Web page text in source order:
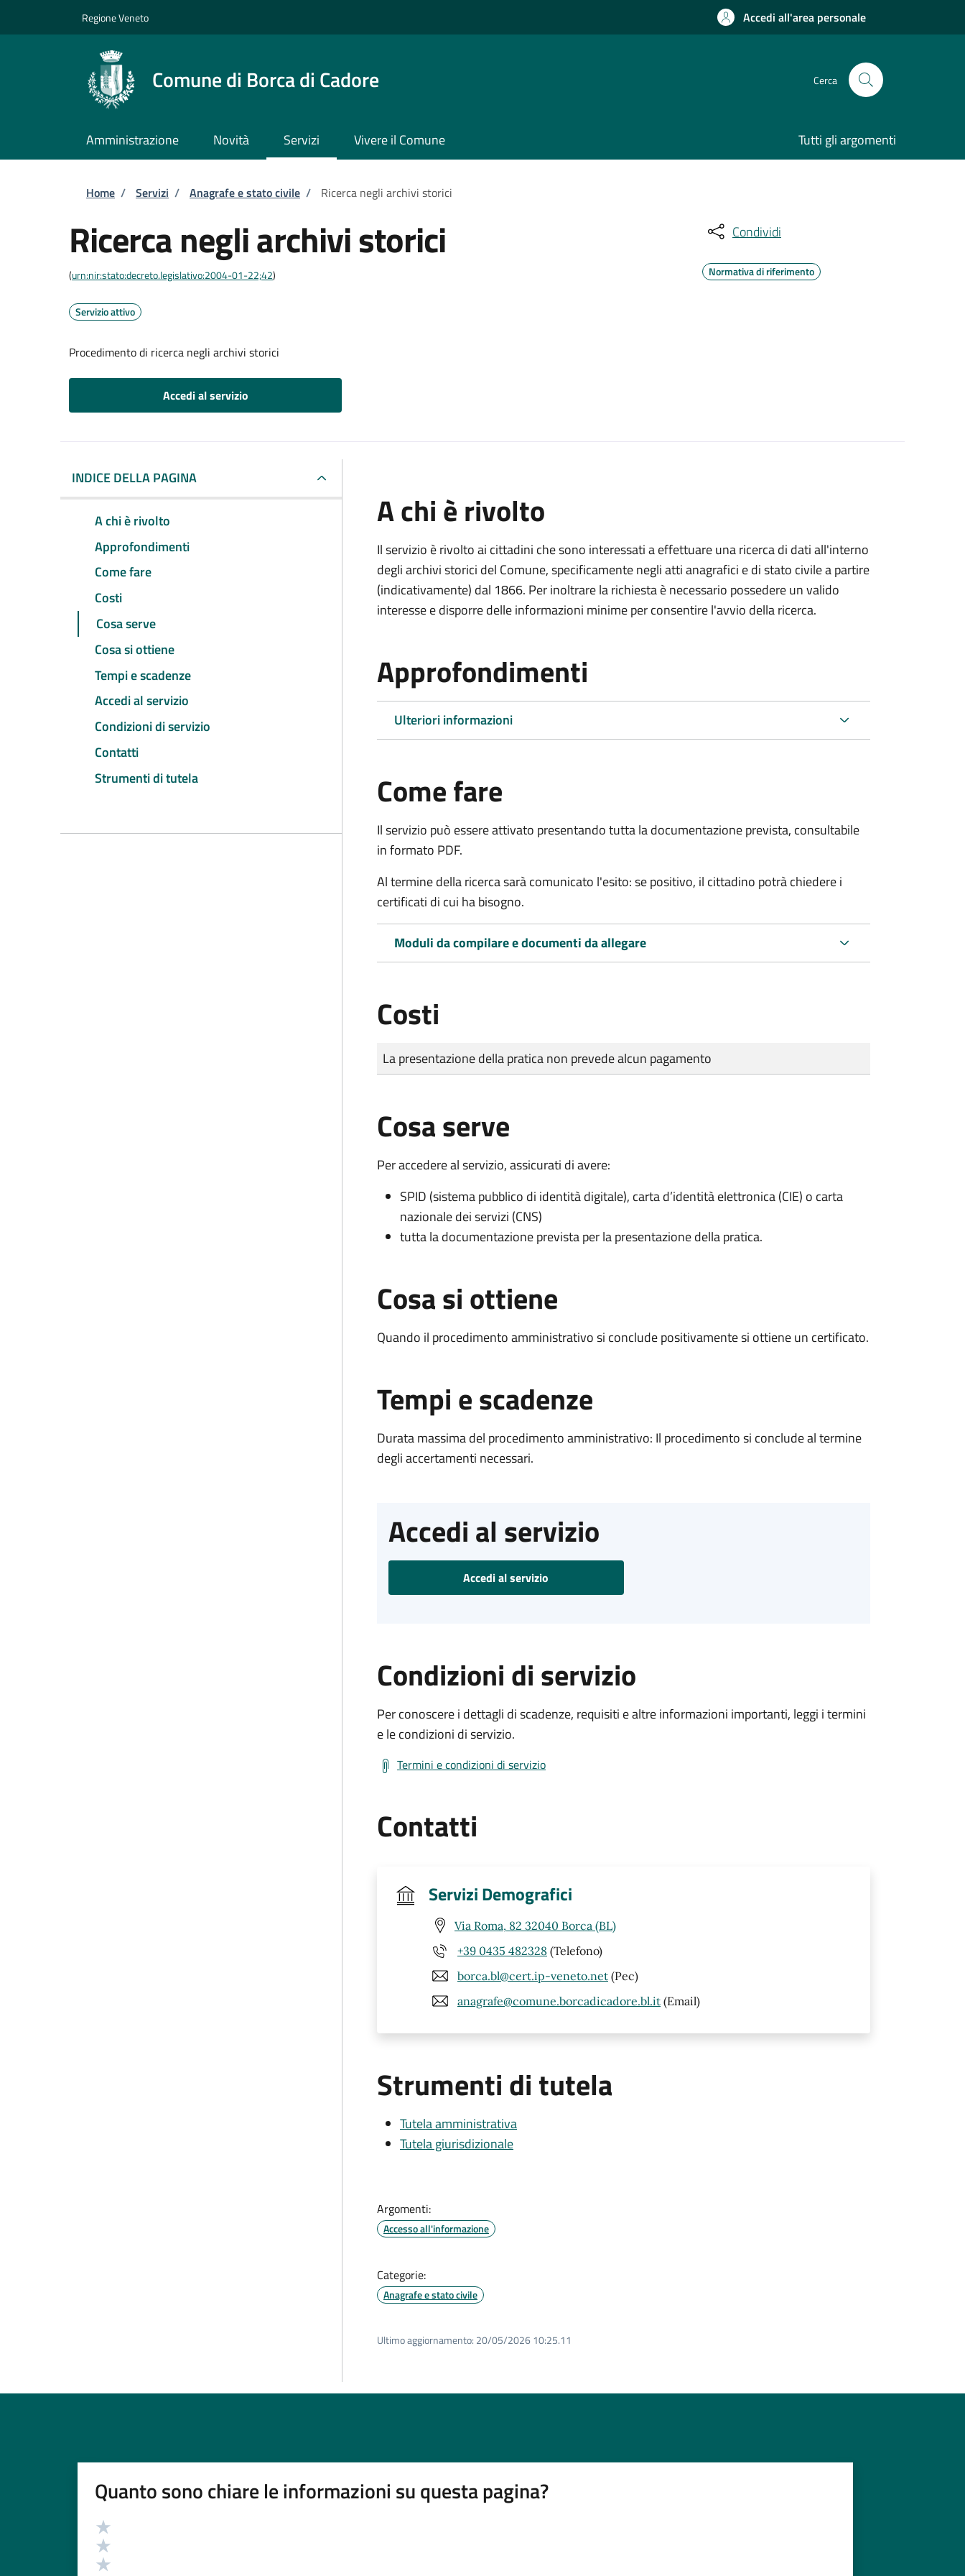
Regione Veneto Accedi all'area personale
Comune di Borca di Cadore Cerca
Amministrazione Novità Servizi Vivere il Comune Tutti gli argomenti
Briciole di pane
Home / Servizi / Anagrafe e stato civile / Ricerca negli archivi storici
Ricerca negli archivi storici
(urn:nir:stato:decreto.legislativo:2004-01-22;42)
Servizio attivo
Procedimento di ricerca negli archivi storici
Accedi al servizio
Condividi
Normativa di riferimento
INDICE DELLA PAGINA
A chi è rivolto
Approfondimenti
Come fare
Costi
Cosa serve
Cosa si ottiene
Tempi e scadenze
Accedi al servizio
Condizioni di servizio
Contatti
Strumenti di tutela
A chi è rivolto
Il servizio è rivolto ai cittadini che sono interessati a effettuare una ricerca di dati all'interno
degli archivi storici del Comune, specificamente negli atti anagrafici e di stato civile a partire
(indicativamente) dal 1866. Per inoltrare la richiesta è necessario possedere un valido
interesse e disporre delle informazioni minime per consentire l'avvio della ricerca.
Approfondimenti
Ulteriori informazioni
Come fare
Il servizio può essere attivato presentando tutta la documentazione prevista, consultabile
in formato PDF.
Al termine della ricerca sarà comunicato l'esito: se positivo, il cittadino potrà chiedere i
certificati di cui ha bisogno.
Moduli da compilare e documenti da allegare
Costi
Tipo di pagamento
Importo
La presentazione della pratica non prevede alcun pagamento
Cosa serve
Per accedere al servizio, assicurati di avere:
SPID (sistema pubblico di identità digitale), carta d’identità elettronica (CIE) o carta
nazionale dei servizi (CNS)
tutta la documentazione prevista per la presentazione della pratica.
Cosa si ottiene
Quando il procedimento amministrativo si conclude positivamente si ottiene un certificato.
Tempi e scadenze
Durata massima del procedimento amministrativo: Il procedimento si conclude al termine
degli accertamenti necessari.
Accedi al servizio
Accedi al servizio
Condizioni di servizio
Per conoscere i dettagli di scadenze, requisiti e altre informazioni importanti, leggi i termini
e le condizioni di servizio.
Termini e condizioni di servizio
Contatti
Servizi Demografici
Via Roma, 82 32040 Borca (BL)
+39 0435 482328 (Telefono)
borca.bl@cert.ip-veneto.net (Pec)
anagrafe@comune.borcadicadore.bl.it (Email)
Strumenti di tutela
Tutela amministrativa
Tutela giurisdizionale
Argomenti:
Accesso all'informazione
Categorie:
Anagrafe e stato civile
Ultimo aggiornamento: 20/05/2026 10:25.11
Quanto sono chiare le informazioni su questa pagina?
Valutazione